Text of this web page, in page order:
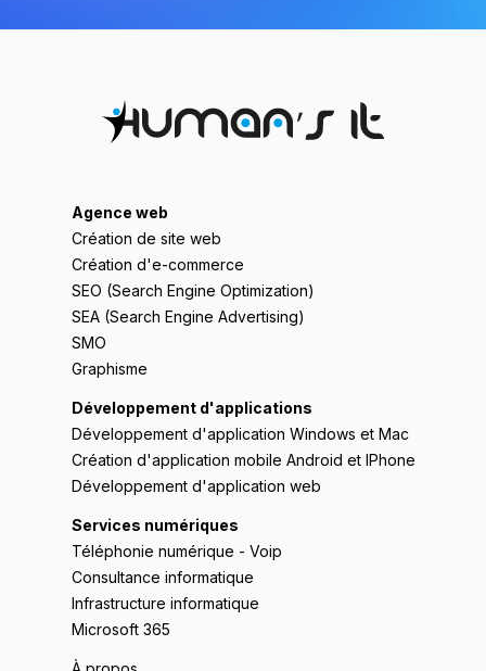
Agence web
Création de site web
Création d'e-commerce
SEO (Search Engine Optimization)
SEA (Search Engine Advertising)
SMO
Graphisme
Développement d'applications
Développement d'application Windows et Mac
Création d'application mobile Android et IPhone
Développement d'application web
Services numériques
Téléphonie numérique - Voip
Consultance informatique
Infrastructure informatique
Microsoft 365